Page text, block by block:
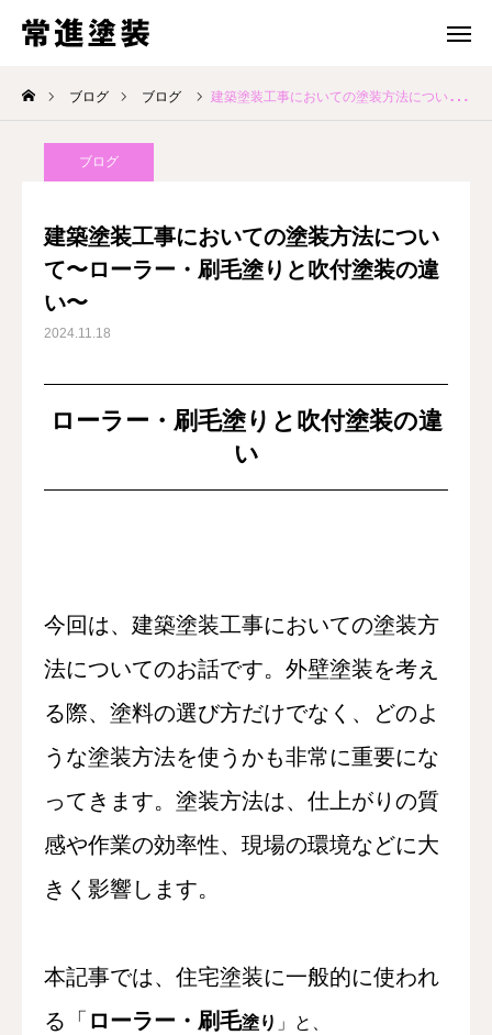
ブログ ブログ 建築塗装工事においての塗装方法について〜ローラー・刷毛塗りと吹付塗装の違い〜
ブログ
建築塗装工事においての塗装方法につい
て〜ローラー・刷毛塗りと吹付塗装の違
い〜
2024.11.18
ローラー・刷毛塗りと吹付塗装の違
い
今回は、建築塗装工事においての塗装方
法についてのお話です。外壁塗装を考え
る際、塗料の選び方だけでなく、どのよ
うな塗装方法を使うかも非常に重要にな
ってきます。塗装方法は、仕上がりの質
感や作業の効率性、現場の環境などに大
きく影響します。
本記事では、住宅塗装に一般的に使われ
る「 ローラー・刷毛塗り 」と、
電話 問合せ メール 問合せ
ホーム
ブログ
３つの強み
お問い合わせ